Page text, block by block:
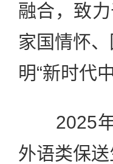
融合，致
家国情怀
明“新时代
2025年
外语类保